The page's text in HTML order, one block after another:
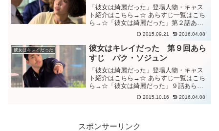
「彼女は綺麗だった」登場人物・キャス
ト紹介はこちら→☆ あらすじ一覧はこち
ら→☆「彼女は綺麗だった」第２話あら
すじヘジンは３か月間、THE MOST編集
部で働くことになる。NY本社から副編集
長として１５年ぶりに韓国に戻って来た
ソンジュンも、...
2015.09.21 2016.04.08
彼女はキレイだった
彼女はキレイだった 第９回あら
すじ パク・ソジュン
「彼女は綺麗だった」登場人物・キャス
ト紹介はこちら→☆ あらすじ一覧はこち
ら→☆「彼女は綺麗だった」９話あらす
じ新しい自分になる決心をしたヘジン。
美容院に行き、大枚をはたいてひどいく
2015.10.16 2016.04.08
スポンサーリンク